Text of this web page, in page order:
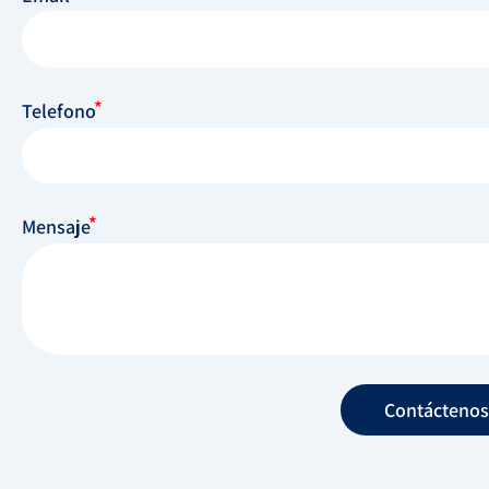
Telefono
Mensaje
Contáctenos